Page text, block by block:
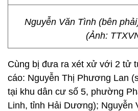
Nguyễn Văn Tình (bên
(Ảnh:
Cùng bị đưa ra xét xử với 2 tử
cáo: Nguyễn Thị Phương Lan
tại khu dân cư số 5, phường
Linh, tỉnh Hải Dương); Nguyễn